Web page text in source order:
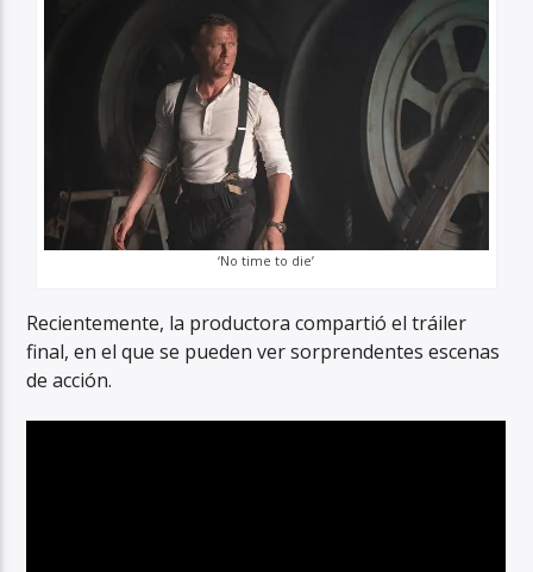
‘No time to die’
Recientemente, la productora compartió el tráiler
final, en el que se pueden ver sorprendentes escenas
de acción.